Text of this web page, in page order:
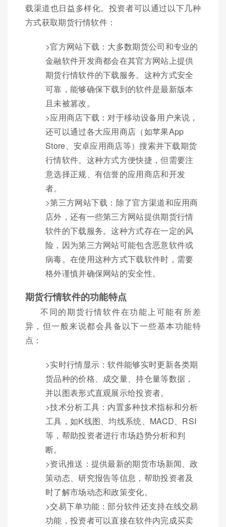
载渠道也日益多样化。投资者可以通过以下几种
方式获取期货行情软件：
>官方网站下载：大多数期货公司和专业的
金融软件开发商都会在其官方网站上提供
期货行情软件的下载服务。这种方式安全
可靠，能够确保下载到的软件是最新版本
且未被篡改。
>应用商店下载：对于移动设备用户来说，
还可以通过各大应用商店（如苹果App
Store、安卓应用商店等）搜索并下载期货
行情软件。这种方式方便快捷，但需要注
意选择正规、有信誉的应用商店和开发
者。
>第三方网站下载：除了官方渠道和应用商
店外，还有一些第三方网站提供期货行情
软件的下载服务。这种方式存在一定的风
险，因为第三方网站可能包含恶意软件或
病毒。在使用这种方式下载软件时，需要
格外谨慎并确保网站的安全性。
期货行情软件的功能特点
不同的期货行情软件在功能上可能有所差
异，但一般来说都会具备以下一些基本功能特
点：
>实时行情显示：软件能够实时更新各类期
货品种的价格、成交量、持仓量等数据，
并以图表形式直观展示给投资者。
>技术分析工具：内置多种技术指标和分析
工具，如K线图、均线系统、MACD、RSI
等，帮助投资者进行市场趋势分析和判
断。
>资讯推送：提供最新的期货市场新闻、政
策动态、研究报告等信息，帮助投资者及
时了解市场动态和政策变化。
>交易下单功能：部分软件还支持在线交易
功能，投资者可以直接在软件内完成买卖